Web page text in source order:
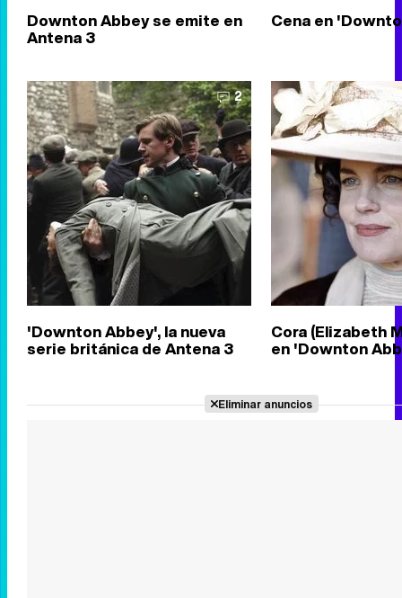
Downton Abbey se emite en
Antena 3
Cena en
2
'Downton Abbey', la nueva
serie británica de Antena 3
Cora (Elizabeth
en 'Downton
Eliminar anuncios